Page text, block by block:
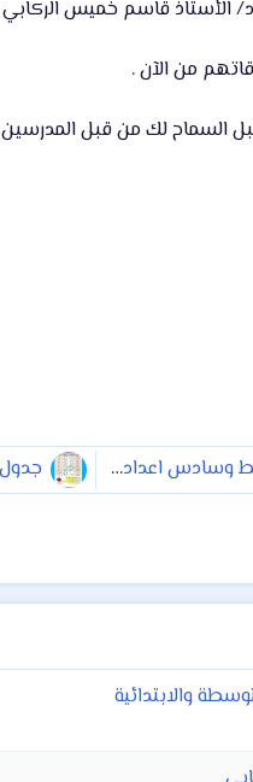
من الآن .
السماح لك من قبل
جدول الصفوف المنتهية السادس الابتدائي ثالث متوسط وسادس اعدادي ٢٠١٩ مع مواعيد امتحانات الكورسات للصفوف غير منتهية جدول